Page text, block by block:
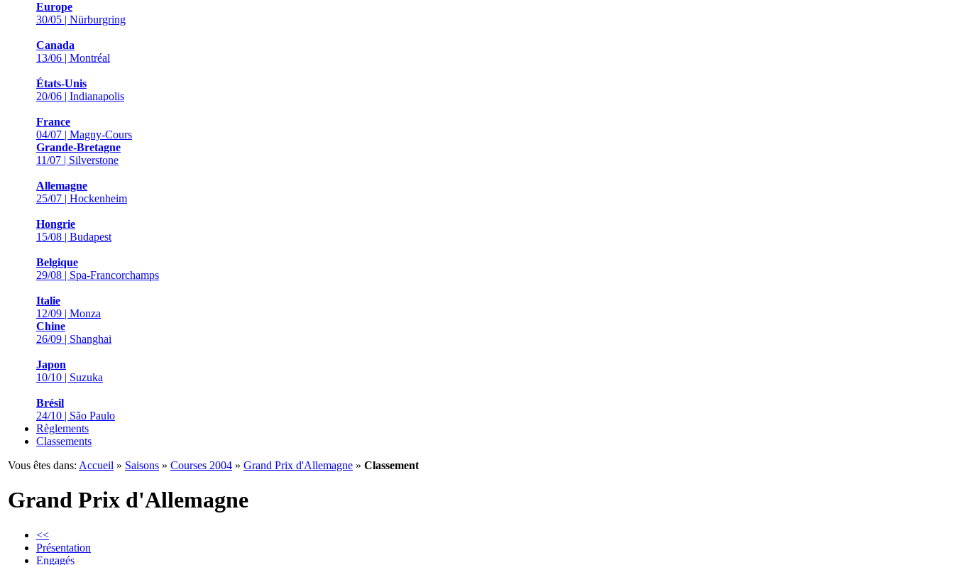
Europe
30/05 | Nürburgring
Canada
13/06 | Montréal
États-Unis
20/06 | Indianapolis
France
04/07 | Magny-Cours
Grande-Bretagne
11/07 | Silverstone
Allemagne
25/07 | Hockenheim
Hongrie
15/08 | Budapest
Belgique
29/08 | Spa-Francorchamps
Italie
12/09 | Monza
Chine
26/09 | Shanghai
Japon
10/10 | Suzuka
Brésil
24/10 | São Paulo
Règlements
Classements
Vous êtes dans: Accueil » Saisons » Courses 2004 » Grand Prix d'Allemagne » Classement
Grand Prix d'Allemagne
<<
Présentation
Engagés